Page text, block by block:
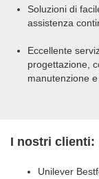
Soluzioni di
assistenza
Eccellente
progettazione,
manutenzione
I nostri clienti:
Unilever